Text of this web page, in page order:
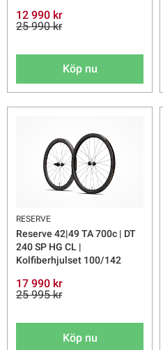
12 990 kr
25 990 kr
Köp nu
RESERVE
Reserve 42|49 TA 700c | DT
240 SP HG CL |
Kolfiberhjulset 100/142
17 990 kr
25 995 kr
Köp nu